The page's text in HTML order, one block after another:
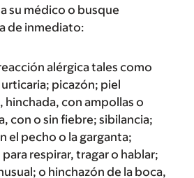
su médico o busque
de inmediato:
alérgica tales como
picazón; piel
hinchada, con ampollas o
con o sin fiebre; sibilancia;
el pecho o la garganta;
respirar, tragar o hablar;
o hinchazón de la boca,